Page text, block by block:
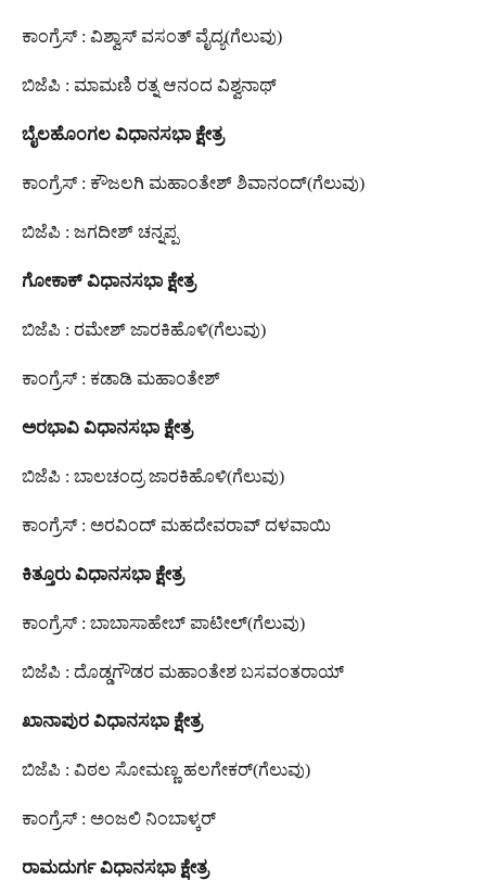
ಕಾಂಗ್ರೆಸ್ : ವಿಶ್ವಾಸ್ ವಸಂತ್ ವೈದ್ಯ(ಗೆಲುವು)
ಬಿಜೆಪಿ : ಮಾಮಣಿ ರತ್ನ ಆನಂದ ವಿಶ್ವನಾಥ್
ಬೈಲಹೊಂಗಲ ವಿಧಾನಸಭಾ ಕ್ಷೇತ್ರ
ಕಾಂಗ್ರೆಸ್ : ಕೌಜಲಗಿ ಮಹಾಂತೇಶ್ ಶಿವಾನಂದ್(ಗೆಲುವು)
ಬಿಜೆಪಿ : ಜಗದೀಶ್ ಚನ್ನಪ್ಪ
ಗೋಕಾಕ್ ವಿಧಾನಸಭಾ ಕ್ಷೇತ್ರ
ಬಿಜೆಪಿ : ರಮೇಶ್ ಜಾರಕಿಹೊಳಿ(ಗೆಲುವು)
ಕಾಂಗ್ರೆಸ್ : ಕಡಾಡಿ ಮಹಾಂತೇಶ್
ಅರಭಾವಿ ವಿಧಾನಸಭಾ ಕ್ಷೇತ್ರ
ಬಿಜೆಪಿ : ಬಾಲಚಂದ್ರ ಜಾರಕಿಹೊಳಿ(ಗೆಲುವು)
ಕಾಂಗ್ರೆಸ್‌ : ಅರವಿಂದ್ ಮಹದೇವರಾವ್ ದಳವಾಯಿ
ಕಿತ್ತೂರು ವಿಧಾನಸಭಾ ಕ್ಷೇತ್ರ
ಕಾಂಗ್ರೆಸ್ : ಬಾಬಾಸಾಹೇಬ್ ಪಾಟೀಲ್(ಗೆಲುವು)
ಬಿಜೆಪಿ : ದೊಡ್ಡಗೌಡರ ಮಹಾಂತೇಶ ಬಸವಂತರಾಯ್
ಖಾನಾಪುರ ವಿಧಾನಸಭಾ ಕ್ಷೇತ್ರ
ಬಿಜೆಪಿ : ವಿಠಲ ಸೋಮಣ್ಣ ಹಲಗೇಕರ್(ಗೆಲುವು)
ಕಾಂಗ್ರೆಸ್‌ : ಅಂಜಲಿ ನಿಂಬಾಳ್ಕರ್
ರಾಮದುರ್ಗ ವಿಧಾನಸಭಾ ಕ್ಷೇತ್ರ